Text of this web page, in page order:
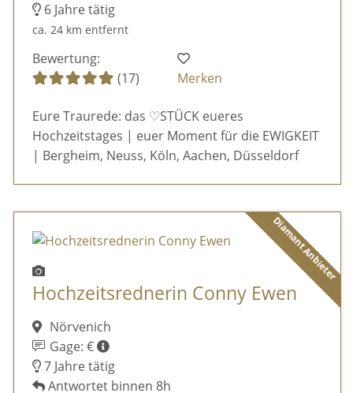
6 Jahre tätig
ca. 24 km entfernt
Bewertung:
(17)
Merken
Eure Traurede: das ♡STÜCK eueres
Hochzeitstages | euer Moment für die EWIGKEIT
| Bergheim, Neuss, Köln, Aachen, Düsseldorf
Diamant Anbieter
Hochzeitsrednerin Conny Ewen
Nörvenich
Gage: €
7 Jahre tätig
Antwortet binnen 8h